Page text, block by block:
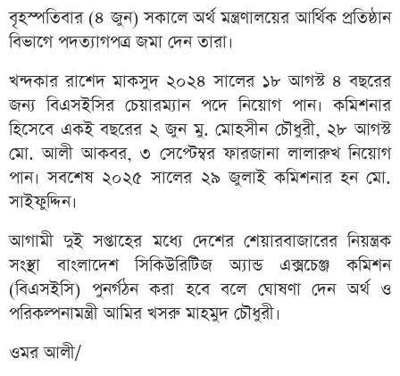
বৃহস্পতিবার (৪ জুন) সকালে অর্থ মন্ত্রণালয়ের আর্থিক প্রতিষ্ঠান
বিভাগে পদত্যাগপত্র জমা দেন তারা।
খন্দকার রাশেদ মাকসুদ ২০২৪ সালের ১৮ আগস্ট ৪ বছরের
জন্য বিএসইসির চেয়ারম্যান পদে নিয়োগ পান। কমিশনার
হিসেবে একই বছরের ২ জুন মু. মোহসীন চৌধুরী, ২৮ আগস্ট
মো. আলী আকবর, ৩ সেপ্টেম্বর ফারজানা লালারুখ নিয়োগ
পান। সবশেষ ২০২৫ সালের ২৯ জুলাই কমিশনার হন মো.
সাইফুদ্দিন।
আগামী দুই সপ্তাহের মধ্যে দেশের শেয়ারবাজারের নিয়ন্ত্রক
সংস্থা বাংলাদেশ সিকিউরিটিজ অ্যান্ড এক্সচেঞ্জ কমিশন
(বিএসইসি) পুনর্গঠন করা হবে বলে ঘোষণা দেন অর্থ ও
পরিকল্পনামন্ত্রী আমির খসরু মাহমুদ চৌধুরী।
ওমর আলী/